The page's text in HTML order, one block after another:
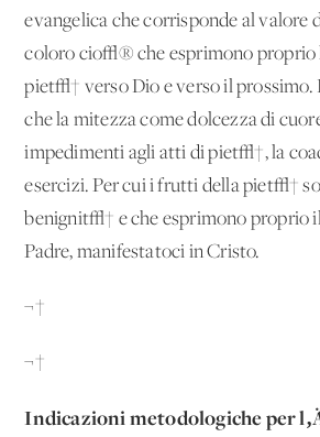
evangelica che corrisponde al valore
coloro cio√® che esprimono proprio
piet√† verso Dio e verso il
che la mitezza come dolcezza di
impedimenti agli atti di piet√†, la
esercizi. Per cui i frutti della piet√†
benignit√† e che esprimono proprio
Padre, manifestatoci in Cristo.
¬†
¬†
Indicazioni metodologiche per